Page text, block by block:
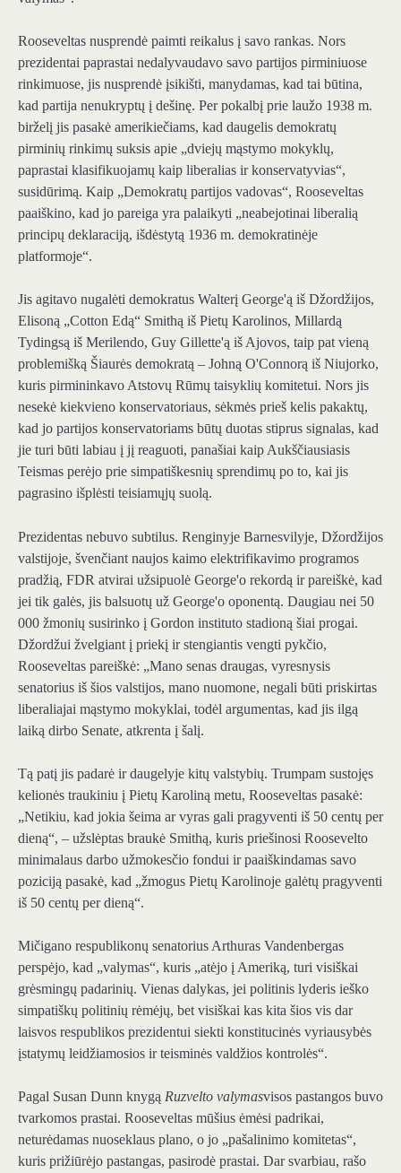
Rooseveltas nusprendė paimti reikalus į savo rankas. Nors
prezidentai paprastai nedalyvaudavo savo partijos pirminiuose
rinkimuose, jis nusprendė įsikišti, manydamas, kad tai būtina,
kad partija nenukryptų į dešinę. Per pokalbį prie laužo 1938 m.
birželį jis pasakė amerikiečiams, kad daugelis demokratų
pirminių rinkimų suksis apie „dviejų mąstymo mokyklų,
paprastai klasifikuojamų kaip liberalias ir konservatyvias“,
susidūrimą. Kaip „Demokratų partijos vadovas“, Rooseveltas
paaiškino, kad jo pareiga yra palaikyti „neabejotinai liberalią
principų deklaraciją, išdėstytą 1936 m. demokratinėje
platformoje“.
Jis agitavo nugalėti demokratus Walterį George'ą iš Džordžijos,
Elisoną „Cotton Edą“ Smithą iš Pietų Karolinos, Millardą
Tydingsą iš Merilendo, Guy Gillette'ą iš Ajovos, taip pat vieną
problemišką Šiaurės demokratą – Johną O'Connorą iš Niujorko,
kuris pirmininkavo Atstovų Rūmų taisyklių komitetui. Nors jis
nesekė kiekvieno konservatoriaus, sėkmės prieš kelis pakaktų,
kad jo partijos konservatoriams būtų duotas stiprus signalas, kad
jie turi būti labiau į jį reaguoti, panašiai kaip Aukščiausiasis
Teismas perėjo prie simpatiškesnių sprendimų po to, kai jis
pagrasino išplėsti teisiamųjų suolą.
Prezidentas nebuvo subtilus. Renginyje Barnesvilyje, Džordžijos
valstijoje, švenčiant naujos kaimo elektrifikavimo programos
pradžią, FDR atvirai užsipuolė George'o rekordą ir pareiškė, kad
jei tik galės, jis balsuotų už George'o oponentą. Daugiau nei 50
000 žmonių susirinko į Gordon instituto stadioną šiai progai.
Džordžui žvelgiant į priekį ir stengiantis vengti pykčio,
Rooseveltas pareiškė: „Mano senas draugas, vyresnysis
senatorius iš šios valstijos, mano nuomone, negali būti priskirtas
liberaliajai mąstymo mokyklai, todėl argumentas, kad jis ilgą
laiką dirbo Senate, atkrenta į šalį.
Tą patį jis padarė ir daugelyje kitų valstybių. Trumpam sustojęs
kelionės traukiniu į Pietų Karoliną metu, Rooseveltas pasakė:
„Netikiu, kad jokia šeima ar vyras gali pragyventi iš 50 centų per
dieną“, – užslėptas braukė Smithą, kuris priešinosi Roosevelto
minimalaus darbo užmokesčio fondui ir paaiškindamas savo
poziciją pasakė, kad „žmogus Pietų Karolinoje galėtų pragyventi
iš 50 centų per dieną“.
Mičigano respublikonų senatorius Arthuras Vandenbergas
perspėjo, kad „valymas“, kuris „atėjo į Ameriką, turi visiškai
grėsmingų padarinių. Vienas dalykas, jei politinis lyderis ieško
simpatiškų politinių rėmėjų, bet visiškai kas kita šios vis dar
laisvos respublikos prezidentui siekti konstitucinės vyriausybės
įstatymų leidžiamosios ir teisminės valdžios kontrolės“.
Pagal Susan Dunn knygą Ruzvelto valymasvisos pastangos buvo
tvarkomos prastai. Rooseveltas mūšius ėmėsi padrikai,
neturėdamas nuoseklaus plano, o jo „pašalinimo komitetas“,
kuris prižiūrėjo pastangas, pasirodė prastai. Dar svarbiau, rašo